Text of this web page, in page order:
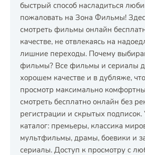
быстрый способ насладиться
пожаловать на Зона Фильмы!
смотреть фильмы онлайн
качестве, не отвлекаясь на
лишние переходы. Почему
фильмы? Все фильмы и сериалы
хорошем качестве и в дубляже,
просмотр максимально
смотреть бесплатно онлайн без
регистрации и скрытых
каталог: премьеры, классика
мультфильмы, драмы, боевики и
сериалы. Доступ к просмотру с